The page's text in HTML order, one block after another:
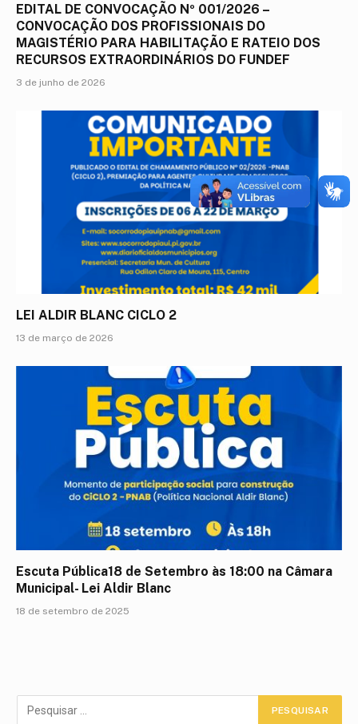
EDITAL DE CONVOCAÇÃO Nº 001/2026 –
CONVOCAÇÃO DOS PROFISSIONAIS DO
MAGISTÉRIO PARA HABILITAÇÃO E RATEIO DOS
RECURSOS EXTRAORDINÁRIOS DO FUNDEF
3 de junho de 2026
LEI ALDIR BLANC CICLO 2
13 de março de 2026
Escuta Pública18 de Setembro às 18:00 na Câmara
Municipal- Lei Aldir Blanc
18 de setembro de 2025